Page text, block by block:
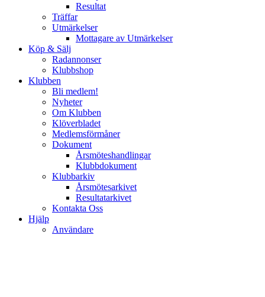
Resultat
Träffar
Utmärkelser
Mottagare av Utmärkelser
Köp & Sälj
Radannonser
Klubbshop
Klubben
Bli medlem!
Nyheter
Om Klubben
Klöverbladet
Medlemsförmåner
Dokument
Årsmöteshandlingar
Klubbdokument
Klubbarkiv
Årsmötesarkivet
Resultatarkivet
Kontakta Oss
Hjälp
Användare